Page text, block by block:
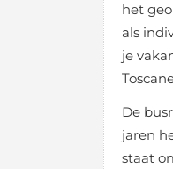
het
als
je
De
jaren
staat